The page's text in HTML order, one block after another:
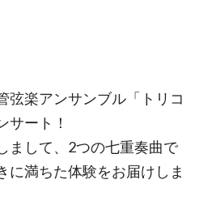
弦楽アンサンブル「トリコ
サート！
まして、2つの七重奏曲で
に満ちた体験をお届けしま